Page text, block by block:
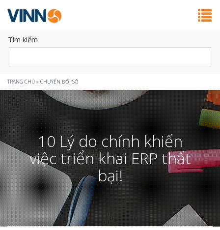
Tìm kiếm
Bạn
đang
ở
đây
TRANG CHỦ » CHUYỂN ĐỔI SỐ
10 Lý do chính khiến
việc triển khai ERP thất
bại!